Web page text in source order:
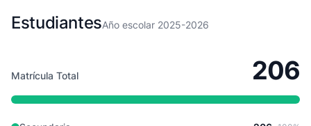
EstudiantesAño escolar 2025-2026
Matrícula Total 206